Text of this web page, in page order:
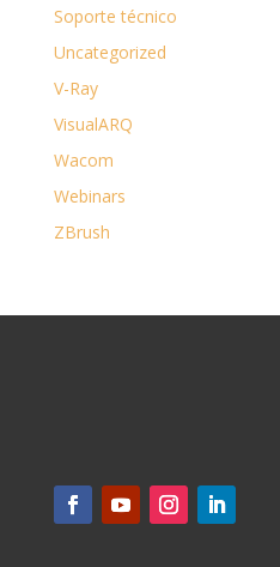
Soporte técnico
Uncategorized
V-Ray
VisualARQ
Wacom
Webinars
ZBrush